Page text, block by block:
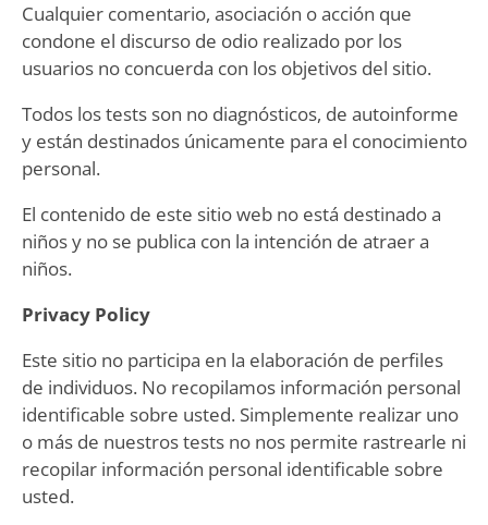
Cualquier comentario, asociación o acción que
condone el discurso de odio realizado por los
usuarios no concuerda con los objetivos del sitio.
Todos los tests son no diagnósticos, de autoinforme
y están destinados únicamente para el conocimiento
personal.
El contenido de este sitio web no está destinado a
niños y no se publica con la intención de atraer a
niños.
Privacy Policy
Este sitio no participa en la elaboración de perfiles
de individuos. No recopilamos información personal
identificable sobre usted. Simplemente realizar uno
o más de nuestros tests no nos permite rastrearle ni
recopilar información personal identificable sobre
usted.